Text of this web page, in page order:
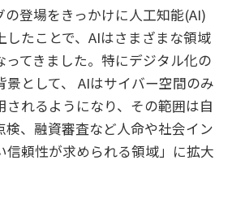
の登場をきっかけに人工知能(AI)
したことで、AIはさまざまな領域
ってきました。特にデジタル化の
として、 AIはサイバー空間のみ
されるようになり、その範囲は自
検、融資審査など人命や社会イン
信頼性が求められる領域」に拡大